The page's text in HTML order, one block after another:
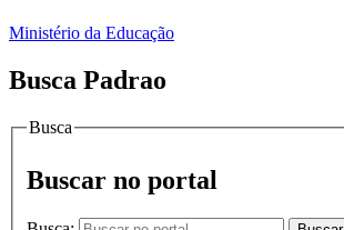
Ministério da Educação
Busca Padrao
Busca
Buscar no portal